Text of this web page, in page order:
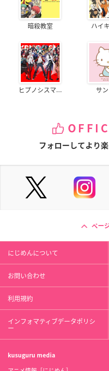
暗殺教室 ハイ
ヒプノシスマ... サ
フォローしてより
ペー
にじめんについて
お問い合わせ
利用規約
インフォマティブデータポリシ
ー
kusuguru media